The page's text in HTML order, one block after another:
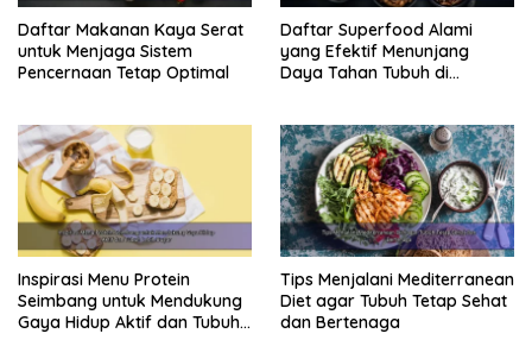
Daftar Makanan Kaya Serat
untuk Menjaga Sistem
Pencernaan Tetap Optimal
Daftar Superfood Alami
yang Efektif Menunjang
Daya Tahan Tubuh di
Inspirasi Menu Protein
Seimbang untuk Mendukung
Gaya Hidup Aktif dan Tubuh
Tips Menjalani Mediterranean
Diet agar Tubuh Tetap Sehat
dan Bertenaga